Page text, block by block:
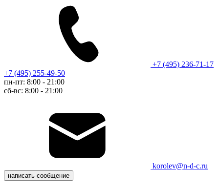
+7 (495) 236-71-17
+7 (495) 255-49-50
пн-пт: 8:00 - 21:00
сб-вс: 8:00 - 21:00
korolev@n-d-c.ru
написать сообщение